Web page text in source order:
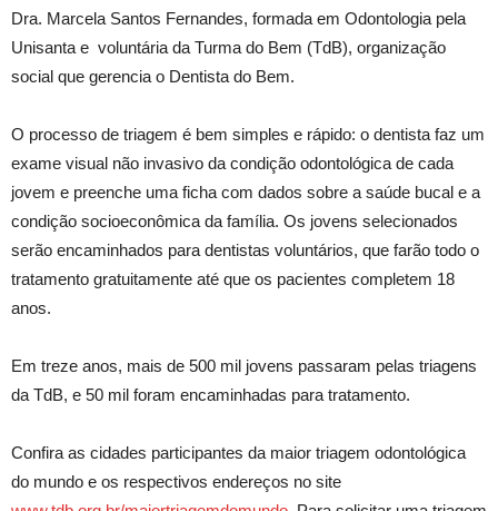
Dra. Marcela Santos Fernandes, formada em Odontologia pela
Unisanta e voluntária da Turma do Bem (TdB), organização
social que gerencia o Dentista do Bem.
O processo de triagem é bem simples e rápido: o dentista faz um
exame visual não invasivo da condição odontológica de cada
jovem e preenche uma ficha com dados sobre a saúde bucal e a
condição socioeconômica da família. Os jovens selecionados
serão encaminhados para dentistas voluntários, que farão todo o
tratamento gratuitamente até que os pacientes completem 18
anos.
Em treze anos, mais de 500 mil jovens passaram pelas triagens
da TdB, e 50 mil foram encaminhadas para tratamento.
Confira as cidades participantes da maior triagem odontológica
do mundo e os respectivos endereços no site